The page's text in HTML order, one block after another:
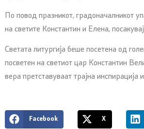
По повод празникот, градоначалникот
на светите Константин и Елена,
Светата литургија беше посетена од
посветен на светиот цар Константин
вера претставуваат трајна инспирација
Facebook X